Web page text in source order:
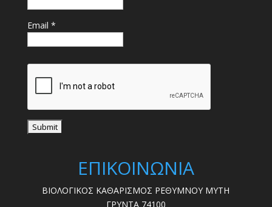
Email *
ΕΠΙΚΟΙΝΩΝΙΑ
ΒΙΟΛΟΓΙΚΟΣ ΚΑΘΑΡΙΣΜΟΣ ΡΕΘΥΜΝΟΥ ΜΥΤΗ
ΓΡΥΝΤΑ 74100